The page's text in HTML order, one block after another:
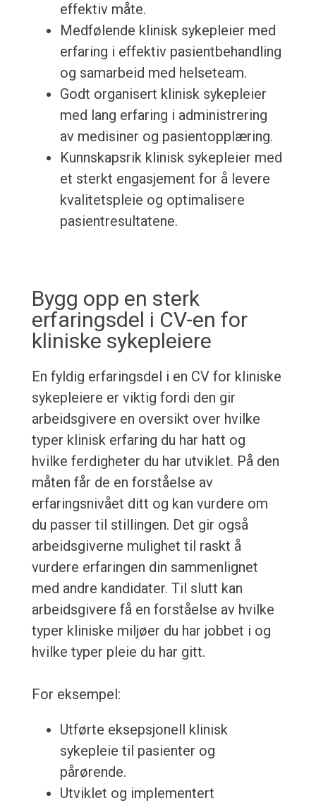
effektiv måte.
Medfølende klinisk sykepleier med
erfaring i effektiv pasientbehandling
og samarbeid med helseteam.
Godt organisert klinisk sykepleier
med lang erfaring i administrering
av medisiner og pasientopplæring.
Kunnskapsrik klinisk sykepleier med
et sterkt engasjement for å levere
kvalitetspleie og optimalisere
pasientresultatene.
Bygg opp en sterk
erfaringsdel i CV-en for
kliniske sykepleiere
En fyldig erfaringsdel i en CV for kliniske
sykepleiere er viktig fordi den gir
arbeidsgivere en oversikt over hvilke
typer klinisk erfaring du har hatt og
hvilke ferdigheter du har utviklet. På den
måten får de en forståelse av
erfaringsnivået ditt og kan vurdere om
du passer til stillingen. Det gir også
arbeidsgiverne mulighet til raskt å
vurdere erfaringen din sammenlignet
med andre kandidater. Til slutt kan
arbeidsgivere få en forståelse av hvilke
typer kliniske miljøer du har jobbet i og
hvilke typer pleie du har gitt.
For eksempel:
Utførte eksepsjonell klinisk
sykepleie til pasienter og
pårørende.
Utviklet og implementert